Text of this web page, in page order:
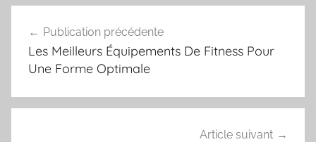
de
l’article
Publication précédente
Les Meilleurs Équipements De Fitness Pour
Une Forme Optimale
Article suivant